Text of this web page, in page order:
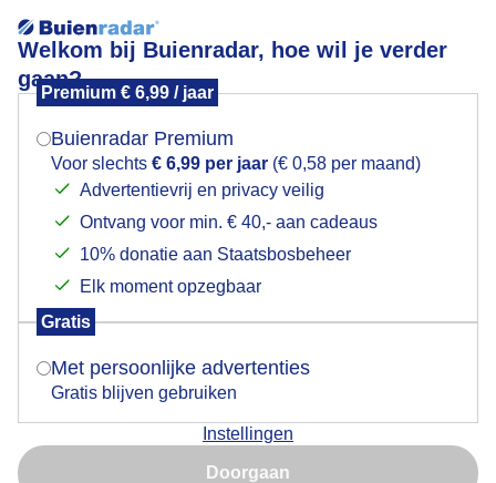
Welkom bij Buienradar, hoe wil je verder
gaan?
Premium € 6,99 / jaar
Buienradar Premium
Voor slechts € 6,99 per jaar (€ 0,58 per maand)
Advertentievrij en privacy veilig
Ontvang voor min. € 40,- aan cadeaus
10% donatie aan Staatsbosbeheer
Elk moment opzegbaar
Gratis
Met persoonlijke advertenties
Gratis blijven gebruiken
Instellingen
Doorgaan
Dinsdag 9 juni 2026
Mogen we je locatie gebruiken voor het
Indien je hier nog geen akkoord op hebt gegeven,
verschijnt er zo een pop-up uit je browser waarin
Is goed, toon de popup
Nu niet, misschien later